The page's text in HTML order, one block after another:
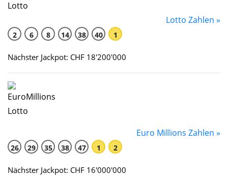
Lotto Zahlen »
2 6 8 14 38 40 1
Nächster Jackpot: CHF 18'200'000
Euro Millions Zahlen »
26 29 35 38 47 1 2
Nächster Jackpot: CHF 16'000'000